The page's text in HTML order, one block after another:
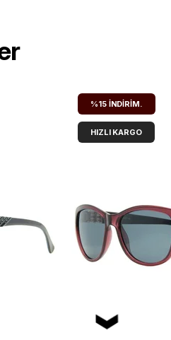
%15 İNDIRIM.
HIZLI KARGO